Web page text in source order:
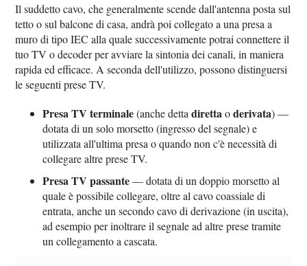
Il suddetto cavo, che generalmente scende dall'antenna posta sul
tetto o sul balcone di casa, andrà poi collegato a una presa a
muro di tipo IEC alla quale successivamente potrai connettere il
tuo TV o decoder per avviare la sintonia dei canali, in maniera
rapida ed efficace. A seconda dell'utilizzo, possono distinguersi
le seguenti prese TV.
Presa TV terminale(anche dettadirettaoderivata) —
dotata di un solo morsetto (ingresso del segnale) e
utilizzata all'ultima presa o quando non c'è necessità di
collegare altre prese TV.
Presa TV passante— dotata di un doppio morsetto al
quale è possibile collegare, oltre al cavo coassiale di
entrata, anche un secondo cavo di derivazione (in uscita),
ad esempio per inoltrare il segnale ad altre prese tramite
un collegamento a cascata.